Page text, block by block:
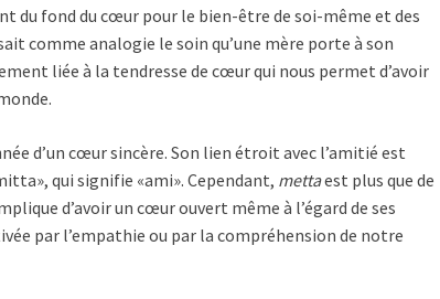
du fond du cœur pour le bien-être de soi-même et des
comme analogie le soin qu’une mère porte à son
liée à la tendresse de cœur qui nous permet d’avoir
d’un cœur sincère. Son lien étroit avec l’amitié est
qui signifie «ami». Cependant, mettaest plus que de
d’avoir un cœur ouvert même à l’égard de ses
par l’empathie ou par la compréhension de notre